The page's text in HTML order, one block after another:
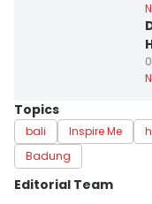
Topics
bali Inspire Me
Badung
Editorial Team